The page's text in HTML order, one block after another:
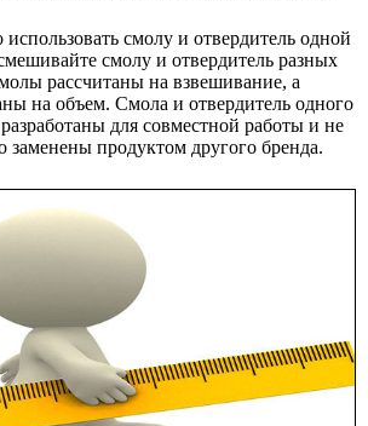
смолу и отвердитель одной
смолу и отвердитель разных
рассчитаны на взвешивание, а
на объем. Смола и отвердитель одного
для совместной работы и не
заменены продуктом другого бренда.